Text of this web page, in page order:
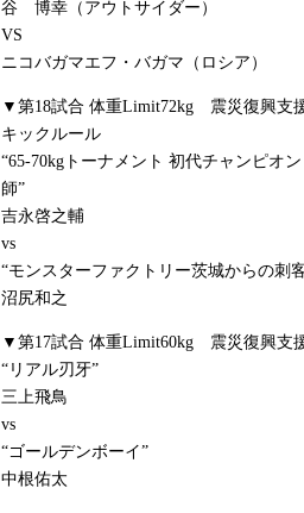
谷 博幸（アウトサイダー）
VS
ニコバガマエフ・バガマ（ロシア）
▼第18試合 体重Limit72kg 震災復興支
キックルール
“65-70kgトーナメント 初代チャンピオ
師”
吉永啓之輔
vs
“モンスターファクトリー茨城からの刺
沼尻和之
▼第17試合 体重Limit60kg 震災復興支
“リアル刃牙”
三上飛鳥
vs
“ゴールデンボーイ”
中根佑太